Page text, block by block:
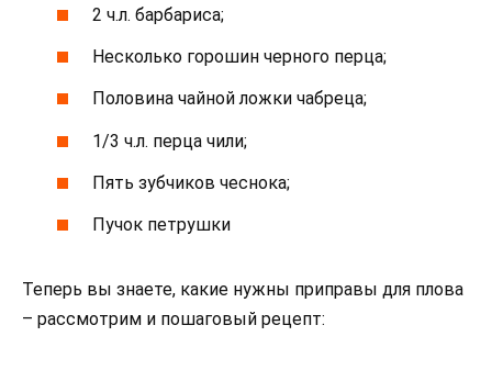
2 ч.л. барбариса;
Несколько горошин черного перца;
Половина чайной ложки чабреца;
1/3 ч.л. перца чили;
Пять зубчиков чеснока;
Пучок петрушки
Теперь вы знаете, какие нужны приправы для плова
– рассмотрим и пошаговый рецепт: